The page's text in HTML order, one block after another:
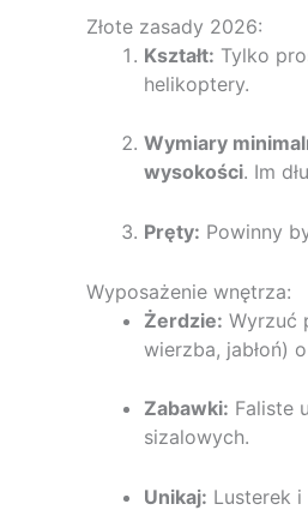
Złote zasady 2026:
Kształt: Tylko
helikoptery.
Wymiary
wysokości. Im
Pręty: Powinny
Wyposażenie wnętrza:
Żerdzie: Wyrzuć
wierzba, jabłoń)
Zabawki: Faliste
sizalowych.
Unikaj: Lusterek